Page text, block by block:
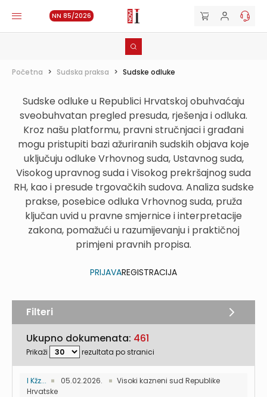
NN 85/2026
Početna > Sudska praksa > Sudske odluke
Sudske odluke u Republici Hrvatskoj obuhvaćaju
sveobuhvatan pregled presuda, rješenja i odluka.
Kroz našu platformu, pravni stručnjaci i građani
mogu pristupiti bazi ažuriranih sudskih objava koje
uključuju odluke Vrhovnog suda, Ustavnog suda,
Visokog upravnog suda i Visokog prekršajnog suda
RH, kao i presude trgovačkih sudova. Analiza sudske
prakse, posebice odluka Vrhovnog suda, pruža
ključan uvid u pravne smjernice i interpretacije
zakona, pomažući u razumijevanju i praktičnoj
primjeni pravnih propisa.
PRIJAVAREGISTRACIJA
Ukupno dokumenata: 461
Prikaži rezultata po stranici
I Kžz... 05.02.2026.
Visoki kazneni sud Republike
Hrvatske
Filteri